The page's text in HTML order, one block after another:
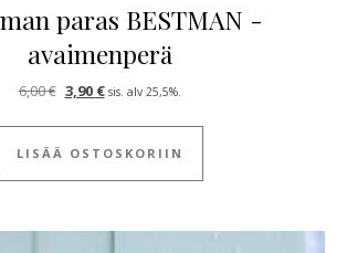
paras BESTMAN -
avaimenperä
6,00€ Alkuperäinen hinta oli: 6,00 €.
3,90 €Nykyinen hinta on: 3,90 €.
sis. alv 25,5%.
LISÄÄ OSTOSKORIIN